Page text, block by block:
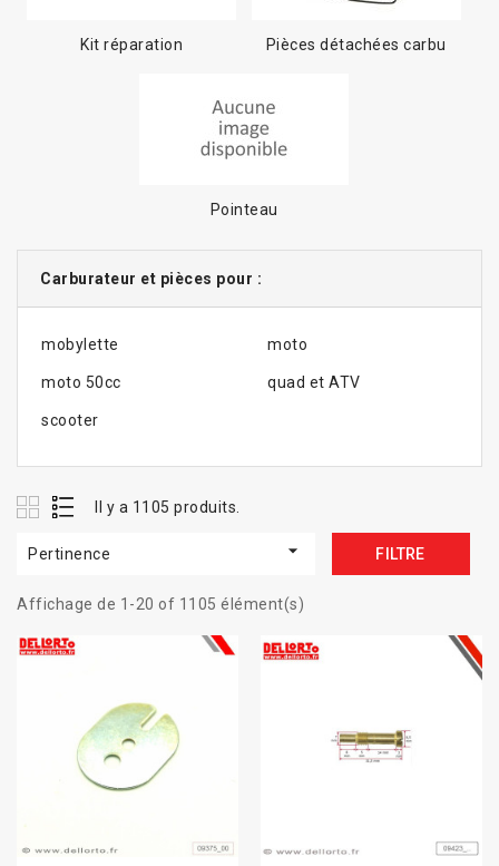
Kit réparation Pièces détachées carbu
Pointeau
Carburateur et pièces pour :
mobylette moto
moto 50cc quad et ATV
scooter
Il y a 1105 produits.
Pertinence  FILTRE
Affichage de 1-20 of 1105 élément(s)